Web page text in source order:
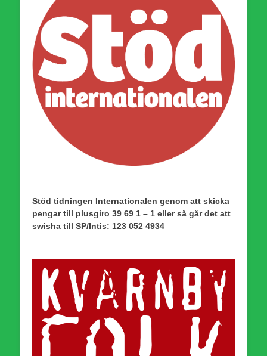
Stöd tidningen Internationalen genom att skicka
pengar till plusgiro 39 69 1 – 1 eller så går det att
swisha till SP/Intis: 123 052 4934